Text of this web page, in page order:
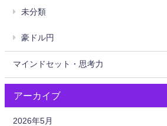
未分類
豪ドル円
マインドセット・思考力
アーカイブ
2026年5月